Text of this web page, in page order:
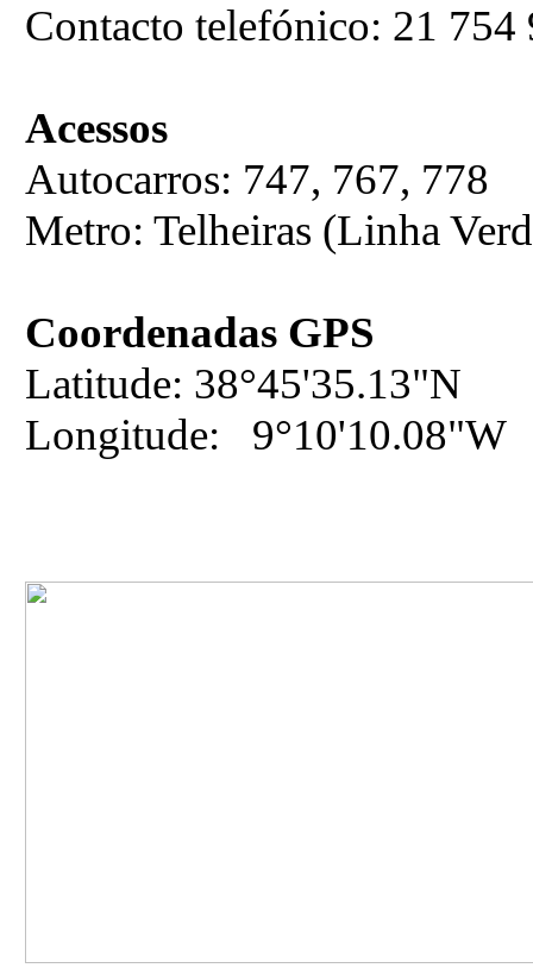
Contacto telefónico: 21 754
Acessos
Autocarros: 747, 767, 778
Metro: Telheiras (Linha
Coordenadas GPS
Latitude: 38°45'35.13"N
Longitude: 9°10'10.08"W